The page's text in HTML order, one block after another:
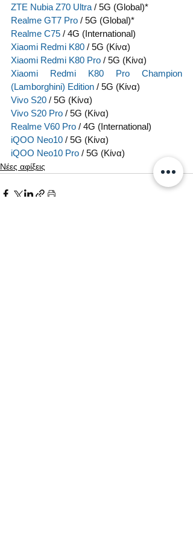
ZTE Nubia Z70 Ultra / 5G (Global)*
Realme GT7 Pro / 5G (Global)*
Realme C75 / 4G (International)
Xiaomi Redmi K80 / 5G (Κίνα)
Xiaomi Redmi K80 Pro / 5G (Κίνα)
Xiaomi Redmi K80 Pro Champion
(Lamborghini) Edition / 5G (Κίνα)
Vivo S20 / 5G (Κίνα)
Vivo S20 Pro / 5G (Κίνα)
Realme V60 Pro / 4G (International)
iQOO Neo10 / 5G (Κίνα)
iQOO Neo10 Pro / 5G (Κίνα)
Νέες αφίξεις